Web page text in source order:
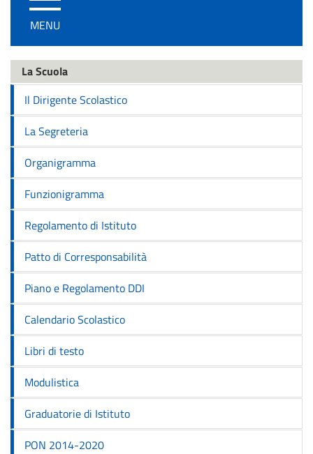
/
disattiva
navigazione
MENU
La Scuola
Il Dirigente Scolastico
La Segreteria
Organigramma
Funzionigramma
Regolamento di Istituto
Patto di Corresponsabilità
Piano e Regolamento DDI
Calendario Scolastico
Libri di testo
Modulistica
Graduatorie di Istituto
PON 2014-2020